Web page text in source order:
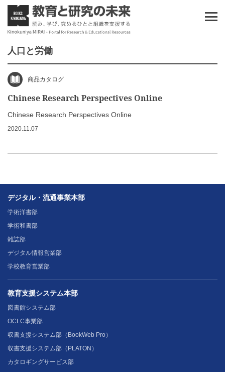
人口と労働
商品カタログ
Chinese Research Perspectives Online
Chinese Research Perspectives Online
2020.11.07
デジタル・流通事業本部
学術洋書部
学術和書部
雑誌部
デジタル情報営業部
学校教育営業部
教育支援システム本部
図書館システム部
OCLC事業部
収書支援システム部（BookWeb Pro）
収書支援システム部（PLATON）
カタロギングサービス部